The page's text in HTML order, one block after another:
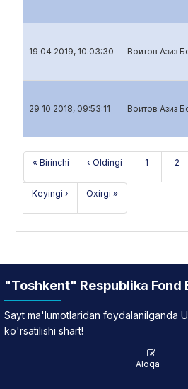
19 04 2019, 10:03:30 Воитов Азиз
29 10 2018, 09:53:11 Воитов Азиз
« Birinchi ‹ Oldingi 1 2
Keyingi › Oxirgi »
"Toshkent" Respublika Fond
Sayt ma'lumotlaridan foydalanilganda
ko'rsatilishi shart!
Aloqa